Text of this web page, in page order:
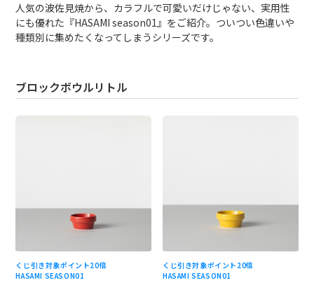
人気の波佐見焼から、カラフルで可愛いだけじゃない、実用性
にも優れた『HASAMI season01』をご紹介。ついつい色違いや
種類別に集めたくなってしまうシリーズです。
ブロックボウルリトル
くじ引き対象ポイント20倍
HASAMI SEASON01
くじ引き対象ポイント20倍
HASAMI SEASON01